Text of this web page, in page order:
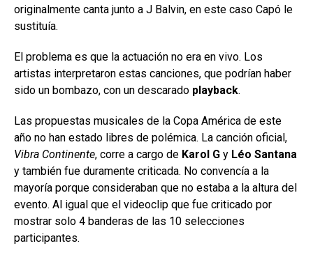
originalmente canta junto a J Balvin, en este caso Capó le
sustituía.
El problema es que la actuación no era en vivo. Los
artistas interpretaron estas canciones, que podrían haber
sido un bombazo, con un descarado playback.
Las propuestas musicales de la Copa América de este
año no han estado libres de polémica. La canción oficial,
Vibra Continente, corre a cargo de Karol G y Léo Santana
y también fue duramente criticada. No convencía a la
mayoría porque consideraban que no estaba a la altura del
evento. Al igual que el videoclip que fue criticado por
mostrar solo 4 banderas de las 10 selecciones
participantes.